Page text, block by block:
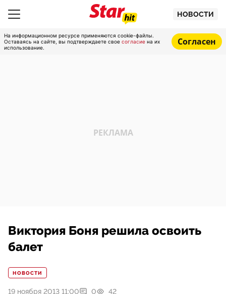
НОВОСТИ
На информационном ресурсе применяются cookie-файлы.
Оставаясь на сайте, вы подтверждаете свое согласие на их
использование.
Согласен
Виктория Боня решила освоить
балет
НОВОСТИ
19 ноября 2013 11:00 0 42